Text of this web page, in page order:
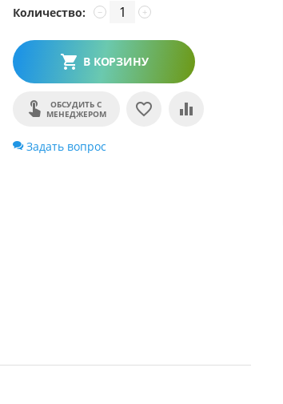
Количество: +
−
В КОРЗИНУ
ОБСУДИТЬ С
МЕНЕДЖЕРОМ
Задать вопрос